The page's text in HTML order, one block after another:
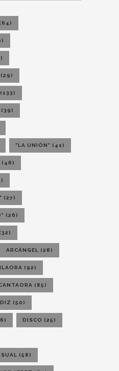
(29)
(133)
(39)
"LA UNIÓN" (41)
(46)
(27)
(26)
ARCÁNGEL (28)
(92)
(85)
(50)
DISCO (25)
(58)